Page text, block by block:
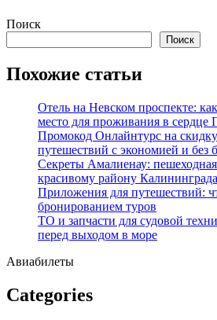
Перейти
содержимому
Поиск
Поиск
Похожие статьи
Отель на Невском проспекте:
место для проживания в сердце
Промокод Онлайнтурс на
путешествий с экономией и без
Секреты Амалиенау:
красивому району
Приложения для путешествий:
бронированием туров
ТО и запчасти для судовой
перед выходом в море
Авиабилеты
Categories